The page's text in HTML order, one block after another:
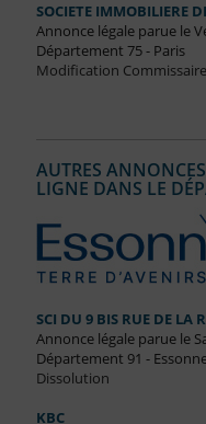
SOCIETE IMMOBILIERE
Annonce légale parue le
Département 75 - Paris
Modification
AUTRES
LIGNE DANS LE
SCI DU 9 BIS RUE DE LA
Annonce légale parue le
Département 91 -
Dissolution
KBC